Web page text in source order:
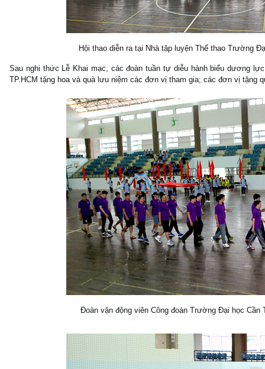
Hội thao diễn ra tại Nhà tập luyện Thể thao Trường
Sau nghi thức Lễ Khai mạc, các đoàn tuần tự diễu hành biểu dương
TP.HCM tặng hoa và quà lưu niệm các đơn vị tham gia; các đơn vị tặng
Đoàn vận động viên Công đoàn Trường Đại học Cần